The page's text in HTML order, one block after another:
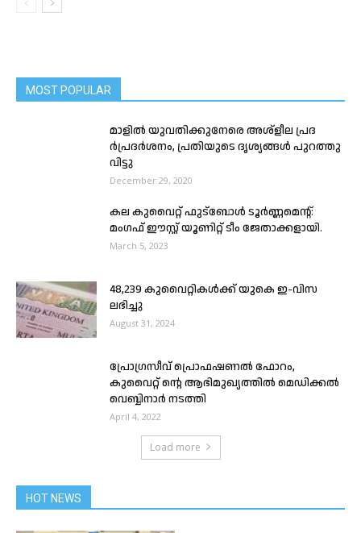
MOST POPULAR
മാ​ളി​ൽ യു​വ​തി​ക്കു​നേ​രെ അ​ശ്ളീ​ല പ്ര​ദ​
ർപ്രദർശനം, പ്രതിയു​ടെ ദൃ​ശ്യ​ങ്ങ​ൾ പു​റ​ത്തു​
വി​ട്ടു
December 29, 2020
കല കുവൈറ്റ് ഫുട്ബോൾ ടൂർണ്ണമെന്റ്:
മംഗഫ് ഈസ്റ്റ് യൂണിറ്റ് ടീം ജേതാക്കളായി.
March 5, 2023
48,239 കുവൈറ്റികൾക്ക് യുകെ ഇ-വിസ
ലഭിച്ചു
August 31, 2024
പ്രോഗ്രസീവ് പ്രൊഫഷണൽ ഫോറം,
കുവൈറ്റ് ന്റെ ആഭിമുഖ്യത്തിൽ മെഡിക്കൽ
വെബ്ബിനാർ നടത്തി
April 4, 2022
Load more
HOT NEWS